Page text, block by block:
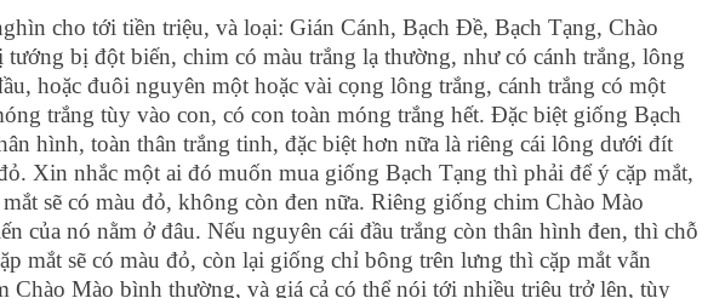
cho tới tiền triệu, và loại: Gián Cánh, Bạch Đề, Bạch Tạng, Chào
bị đột biến, chim có màu trắng lạ thường, như có cánh trắng, lông
hoặc đuôi nguyên một hoặc vài cọng lông trắng, cánh trắng có một
trắng tùy vào con, có con toàn móng trắng hết. Đặc biệt giống Bạch
hình, toàn thân trắng tinh, đặc biệt hơn nữa là riêng cái lông dưới đít
Xin nhắc một ai đó muốn mua giống Bạch Tạng thì phải để ý cặp mắt,
sẽ có màu đỏ, không còn đen nữa. Riêng giống chim Chào Mào
của nó nằm ở đâu. Nếu nguyên cái đầu trắng còn thân hình đen, thì chỗ
mắt sẽ có màu đỏ, còn lại giống chỉ bông trên lưng thì cặp mắt vẫn
Chào Mào bình thường, và giá cả có thể nói tới nhiều triệu trở lên, tùy